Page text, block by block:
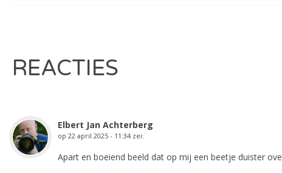
REACTIES
Elbert Jan Achterberg
op 22 april 2025 - 11:34 zei:
Apart en boeiend beeld dat op mij een beetje duister